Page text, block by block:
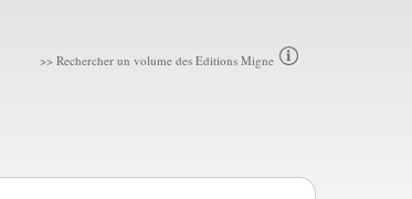
>> Rechercher un volume des Editions Migne